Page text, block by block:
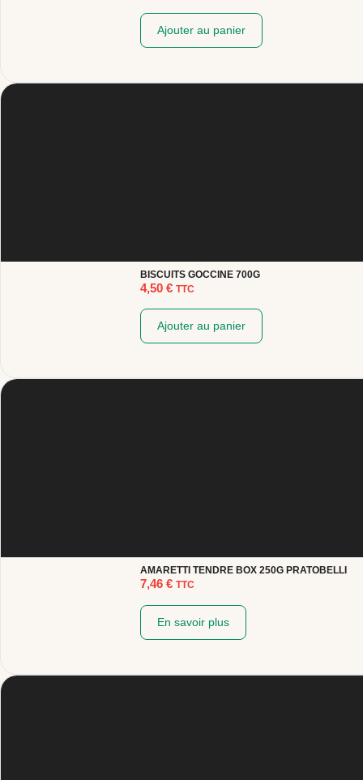
Ajouter au panier
BISCUITS GOCCINE 700G
4,50€ TTC
Ajouter au panier
AMARETTI TENDRE BOX 250G PRATOBELLI
7,46€ TTC
En savoir plus